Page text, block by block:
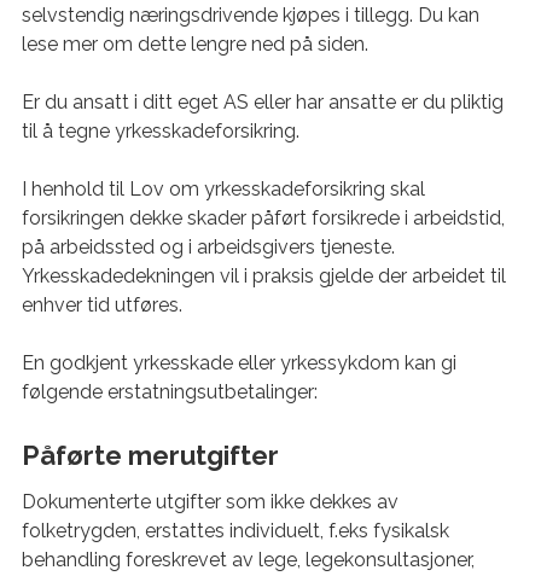
selvstendig næringsdrivende kjøpes i tillegg. Du kan
lese mer om dette lengre ned på siden.
Er du ansatt i ditt eget AS eller har ansatte er du pliktig
til å tegne yrkesskadeforsikring.
I henhold til Lov om yrkesskadeforsikring skal
forsikringen dekke skader påført forsikrede i arbeidstid,
på arbeidssted og i arbeidsgivers tjeneste.
Yrkesskadedekningen vil i praksis gjelde der arbeidet til
enhver tid utføres.
En godkjent yrkesskade eller yrkessykdom kan gi
følgende erstatningsutbetalinger:
Påførte merutgifter
Dokumenterte utgifter som ikke dekkes av
folketrygden, erstattes individuelt, f.eks fysikalsk
behandling foreskrevet av lege, legekonsultasjoner,